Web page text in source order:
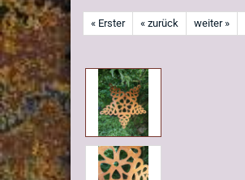
« Erster « zurück weiter »